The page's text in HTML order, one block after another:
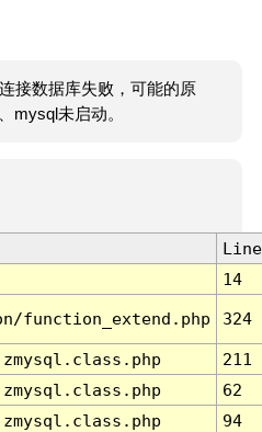
接数据库失败，可能的原
mysql未启动。
Line
14
function_extend.php 324
211
62
94